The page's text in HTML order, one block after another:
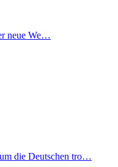
neue We…
die Deutschen tro…